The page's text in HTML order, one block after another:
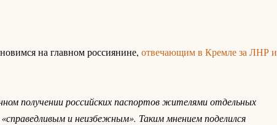
на главном россиянине, отвечающим в Кремле за ЛНР и
получении российских паспортов жителями отдельных
и неизбежным». Таким мнением поделился